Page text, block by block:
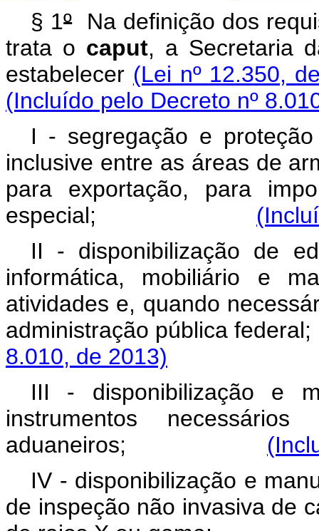
§ 1ºNa definição dos
trata o caput, a Secretaria
estabelecer (Lei nº 12.350,
(Incluído pelo Decreto nº
I - segregação e
inclusive entre as áreas de
para exportação, para
especial;
II - disponibilização de
informática, mobiliário e
atividades e, quando
administração
8.010, de 2013)
III - disponibilização e
instrumentos
aduaneiros;
IV - disponibilização e
de inspeção não invasiva de